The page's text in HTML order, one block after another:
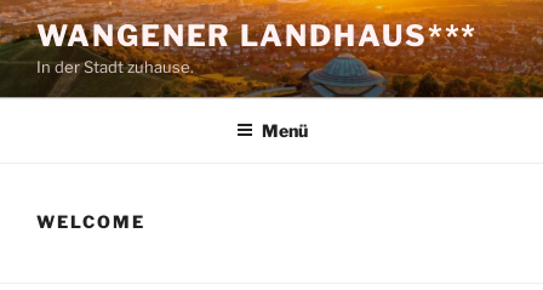
Zum
Inhalt
springen
WANGENER LANDHAUS***
In der Stadt zuhause.
Menü
WELCOME